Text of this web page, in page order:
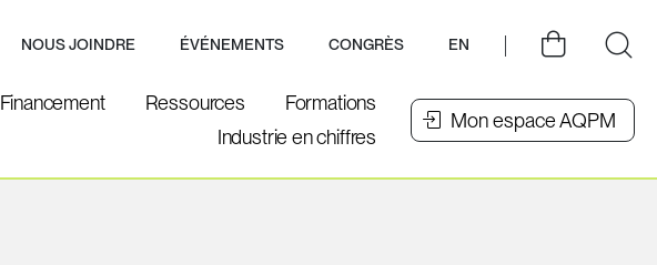
NOUS JOINDRE ÉVÉNEMENTS CONGRÈS EN
Financement Ressources
Formations
Industrie en chiffres
Mon espace AQPM